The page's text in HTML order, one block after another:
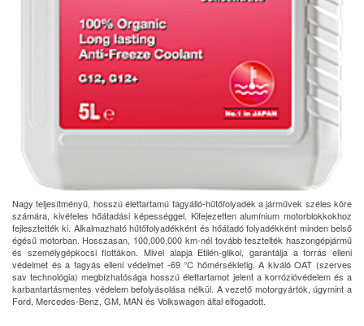
Nagy teljesítményű, hosszú élettartamú fagyálló-hűtőfolyadék a járművek széles köre
számára, kivételes hőátadási képességgel. Kifejezetten alumínium motorblokkokhoz
fejlesztették ki. Alkalmazható hűtőfolyadékként és hőátadó folyadékként minden belső
égésű motorban. Hosszasan, 100,000,000 km-nél tovább tesztelték haszongépjármű
és személygépkocsi flottákon. Mivel alapja Etilén-glikol, garantálja a forrás elleni
védelmet és a fagyás elleni védelmet -69 °C hőmérsékletig. A kiváló OAT (szerves
sav technológia) megbízhatósága hosszú élettartamot jelent a korrózióvédelem és a
karbantartásmentes védelem befolyásolása nélkül. A vezető motorgyártók, úgymint a
Ford, Mercedes-Benz, GM, MAN és Volkswagen által elfogadott.